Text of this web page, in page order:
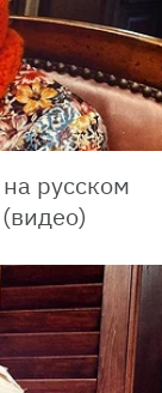
русском